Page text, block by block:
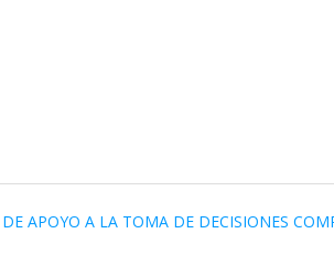
APOYO A LA TOMA DE DECISIONES